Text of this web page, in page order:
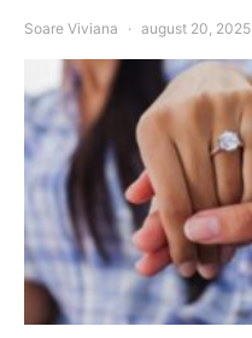
Soare Viviana august 20, 2025